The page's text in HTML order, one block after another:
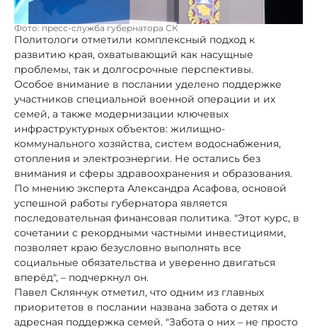
Фото: пресс-служба губернатора СК
Политологи отметили комплексный подход к
развитию края, охватывающий как насущные
проблемы, так и долгосрочные перспективы.
Особое внимание в послании уделено поддержке
участников специальной военной операции и их
семей, а также модернизации ключевых
инфраструктурных объектов: жилищно-
коммунального хозяйства, систем водоснабжения,
отопления и электроэнергии. Не остались без
внимания и сферы здравоохранения и образования.
По мнению эксперта Александра Асафова, основой
успешной работы губернатора является
последовательная финансовая политика. "Этот курс, в
сочетании с рекордными частными инвестициями,
позволяет краю безусловно выполнять все
социальные обязательства и уверенно двигаться
вперёд", – подчеркнул он.
Павел Склянчук отметил, что одним из главных
приоритетов в послании названа забота о детях и
адресная поддержка семей. "Забота о них – не просто